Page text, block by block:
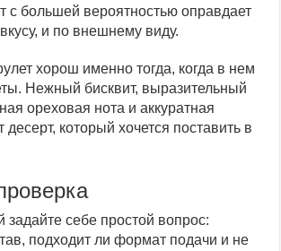
с большей вероятностью оправдает
и по внешнему виду.
хорош именно тогда, когда в нем
Нежный бисквит, выразительный
ореховая нота и аккуратная
десерт, который хочется поставить в
задайте себе простой вопрос:
подходит ли формат подачи и не